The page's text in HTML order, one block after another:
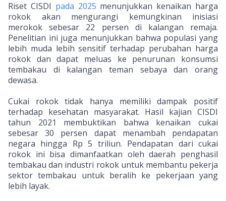
Riset CISDI pada 2025 menunjukkan kenaikan harga
rokok akan mengurangi kemungkinan inisiasi
merokok sebesar 22 persen di kalangan remaja.
Penelitian ini juga menunjukkan bahwa populasi yang
lebih muda lebih sensitif terhadap perubahan harga
rokok dan dapat meluas ke penurunan konsumsi
tembakau di kalangan teman sebaya dan orang
dewasa.
Cukai rokok tidak hanya memiliki dampak positif
terhadap kesehatan masyarakat. Hasil kajian CISDI
tahun 2021 membuktikan bahwa kenaikan cukai
sebesar 30 persen dapat menambah pendapatan
negara hingga Rp 5 triliun. Pendapatan dari cukai
rokok ini bisa dimanfaatkan oleh daerah penghasil
tembakau dan industri rokok untuk membantu pekerja
sektor tembakau untuk beralih ke pekerjaan yang
lebih layak.